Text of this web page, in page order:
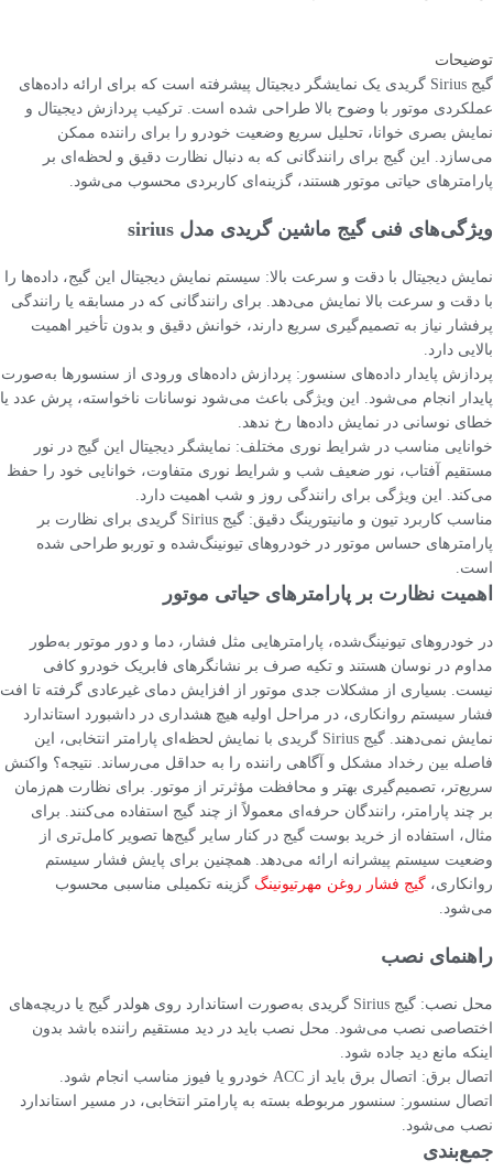
توضیحات
گیج Sirius گریدی یک نمایشگر دیجیتال پیشرفته است که برای ارائه داده‌های
عملکردی موتور با وضوح بالا طراحی شده است. ترکیب پردازش دیجیتال و
نمایش بصری خوانا، تحلیل سریع وضعیت خودرو را برای راننده ممکن
می‌سازد. این گیج برای رانندگانی که به دنبال نظارت دقیق و لحظه‌ای بر
پارامترهای حیاتی موتور هستند، گزینه‌ای کاربردی محسوب می‌شود.
ویژگی‌های فنی گیج ماشین گریدی مدل sirius
نمایش دیجیتال با دقت و سرعت بالا: سیستم نمایش دیجیتال این گیج، داده‌ها را
با دقت و سرعت بالا نمایش می‌دهد. برای رانندگانی که در مسابقه یا رانندگی
پرفشار نیاز به تصمیم‌گیری سریع دارند، خوانش دقیق و بدون تأخیر اهمیت
بالایی دارد.
پردازش پایدار داده‌های سنسور: پردازش داده‌های ورودی از سنسورها به‌صورت
پایدار انجام می‌شود. این ویژگی باعث می‌شود نوسانات ناخواسته، پرش عدد یا
خطای نوسانی در نمایش داده‌ها رخ ندهد.
خوانایی مناسب در شرایط نوری مختلف: نمایشگر دیجیتال این گیج در نور
مستقیم آفتاب، نور ضعیف شب و شرایط نوری متفاوت، خوانایی خود را حفظ
می‌کند. این ویژگی برای رانندگی روز و شب اهمیت دارد.
مناسب کاربرد تیون و مانیتورینگ دقیق: گیج Sirius گریدی برای نظارت بر
پارامترهای حساس موتور در خودروهای تیونینگ‌شده و توربو طراحی شده
است.
اهمیت نظارت بر پارامترهای حیاتی موتور
در خودروهای تیونینگ‌شده، پارامترهایی مثل فشار، دما و دور موتور به‌طور
مداوم در نوسان هستند و تکیه صرف بر نشانگرهای فابریک خودرو کافی
نیست. بسیاری از مشکلات جدی موتور از افزایش دمای غیرعادی گرفته تا افت
فشار سیستم روانکاری، در مراحل اولیه هیچ هشداری در داشبورد استاندارد
نمایش نمی‌دهند. گیج Sirius گریدی با نمایش لحظه‌ای پارامتر انتخابی، این
فاصله بین رخداد مشکل و آگاهی راننده را به حداقل می‌رساند. نتیجه؟ واکنش
سریع‌تر، تصمیم‌گیری بهتر و محافظت مؤثرتر از موتور. برای نظارت هم‌زمان
بر چند پارامتر، رانندگان حرفه‌ای معمولاً از چند گیج استفاده می‌کنند. برای
مثال، استفاده از خرید بوست گیج در کنار سایر گیج‌ها تصویر کامل‌تری از
وضعیت سیستم پیشرانه ارائه می‌دهد. همچنین برای پایش فشار سیستم
روانکاری، گیج فشار روغن مهرتیونینگ گزینه تکمیلی مناسبی محسوب
می‌شود.
راهنمای نصب
محل نصب: گیج Sirius گریدی به‌صورت استاندارد روی هولدر گیج یا دریچه‌های
اختصاصی نصب می‌شود. محل نصب باید در دید مستقیم راننده باشد بدون
اینکه مانع دید جاده شود.
اتصال برق: اتصال برق باید از ACC خودرو یا فیوز مناسب انجام شود.
اتصال سنسور: سنسور مربوطه بسته به پارامتر انتخابی، در مسیر استاندارد
نصب می‌شود.
جمع‌بندی